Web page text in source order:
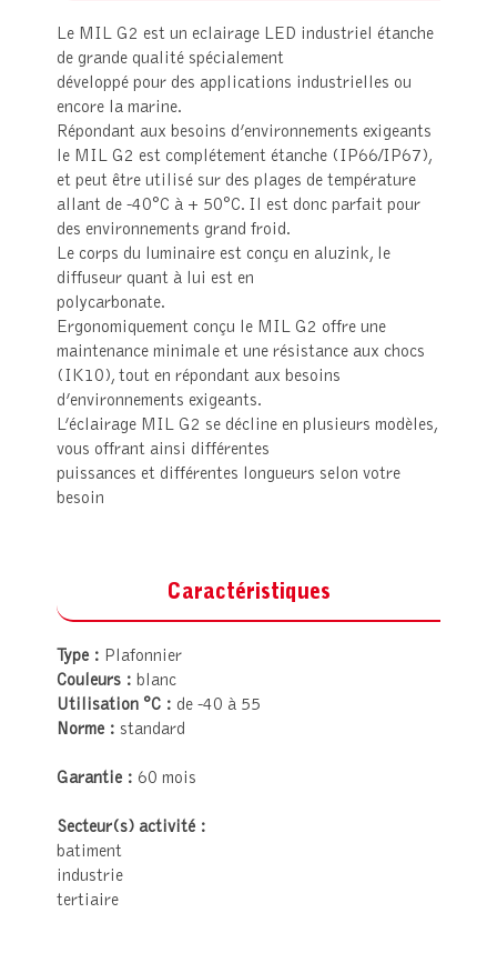
Le MIL G2 est un eclairage LED industriel étanche
de grande qualité spécialement
développé pour des applications industrielles ou
encore la marine.
Répondant aux besoins d’environnements exigeants
le MIL G2 est complétement étanche (IP66/IP67),
et peut être utilisé sur des plages de température
allant de -40°C à + 50°C. Il est donc parfait pour
des environnements grand froid.
Le corps du luminaire est conçu en aluzink, le
diffuseur quant à lui est en
polycarbonate.
Ergonomiquement conçu le MIL G2 offre une
maintenance minimale et une résistance aux chocs
(IK10), tout en répondant aux besoins
d’environnements exigeants.
L’éclairage MIL G2 se décline en plusieurs modèles,
vous offrant ainsi différentes
puissances et différentes longueurs selon votre
besoin
Caractéristiques
Type : Plafonnier
Couleurs : blanc
Utilisation °C : de -40 à 55
Norme : standard
Garantie : 60 mois
Secteur(s) activité :
batiment
industrie
tertiaire